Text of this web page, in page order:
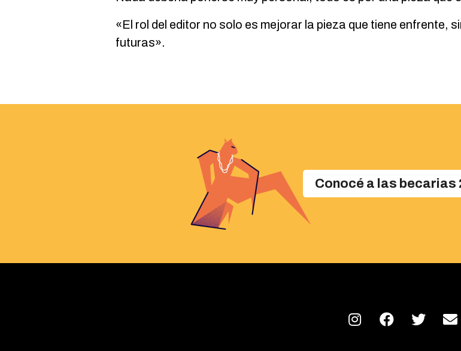
«El rol del editor no solo es mejorar la pieza que tiene enfrente,
futuras».
Conocé a las becarias